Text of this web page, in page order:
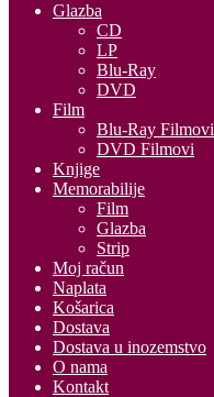
Glazba
CD
LP
Blu-Ray
DVD
Film
Blu-Ray Filmovi
DVD Filmovi
Knjige
Memorabilije
Film
Glazba
Strip
Moj račun
Naplata
Košarica
Dostava
Dostava u inozemstvo
O nama
Kontakt